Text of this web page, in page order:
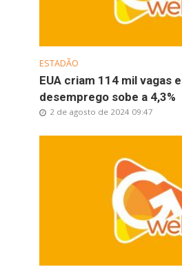
ESTADÃO
EUA criam 114 mil vagas
desemprego sobe a 4,3%
2 de agosto de 2024 09:47